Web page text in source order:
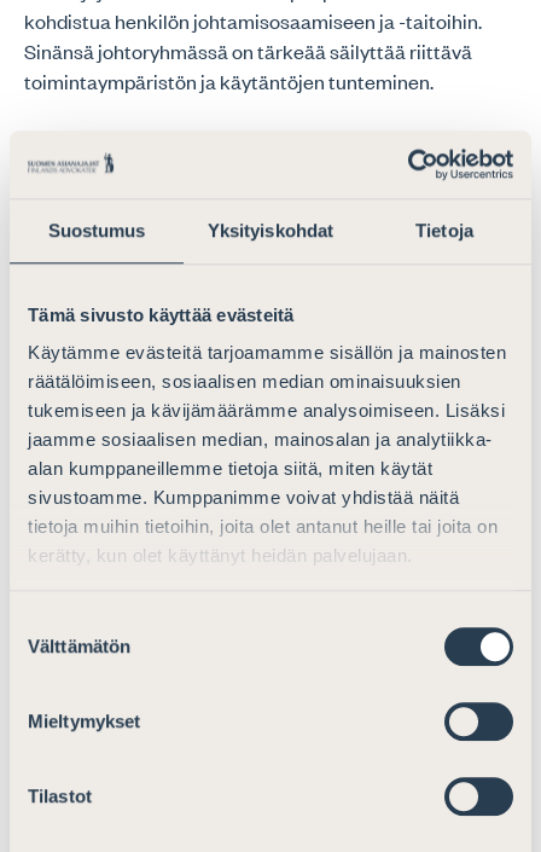
Suostumus Yksityiskohdat Tietoja
Tämä sivusto käyttää evästeitä
Käytämme evästeitä tarjoamamme sisällön ja mainosten
räätälöimiseen, sosiaalisen median ominaisuuksien
tukemiseen ja kävijämäärämme analysoimiseen. Lisäksi
jaamme sosiaalisen median, mainosalan ja analytiikka-
alan kumppaneillemme tietoja siitä, miten käytät
sivustoamme. Kumppanimme voivat yhdistää näitä
tietoja muihin tietoihin, joita olet antanut heille tai joita on
kerätty, kun olet käyttänyt heidän palvelujaan.
valinta
Välttämätön
Mieltymykset
Tilastot
kohdistua henkilön johtamisosaamiseen ja -taitoihin.
Sinänsä johtoryhmässä on tärkeää säilyttää riittävä
toimintaympäristön ja käytäntöjen tunteminen.
10. Valtakunnallisen oikeusapu- ja edunvalvontaviraston
oikeusavun ja edunvalvonnan sekä talous- ja
velkaneuvonnan palveluja olisi saatavissa riittävästi ja
operatiivisten hallintotehtävien lisäksi toimintaa
ohjaavana ja kehittävänä yksikkönä.
–
11. Selvityksessä ehdotetaan tiettyjen toimintojen (ei
henkilöiden) valtakunnallista keskittämistä. Valitkaa
seuraavista toiminnoista ne, joiden keskittämistä
kannatatte:
mahdollinen kasvu organisaatiouudistuksen vuoksi ei
vähennyksiä.